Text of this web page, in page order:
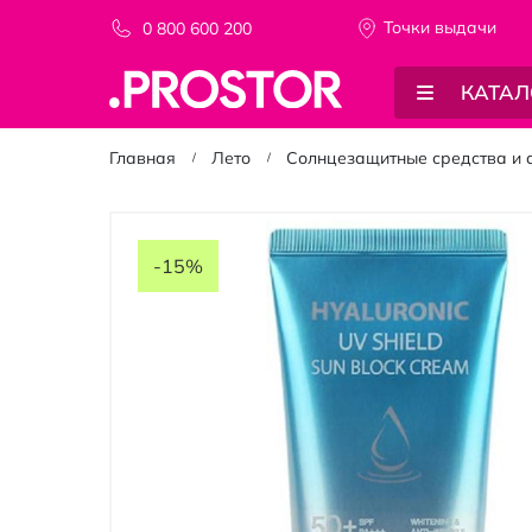
0 800 600 200 Точки выдачи
Главная Лето Солнцезащитные средства и
перейти-15%